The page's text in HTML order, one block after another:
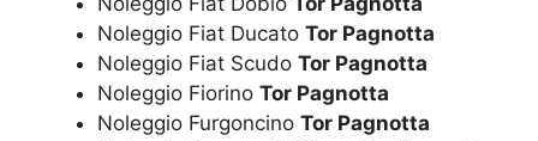
Noleggio Fiat Ducato Tor Pagnotta
Noleggio Fiat Scudo Tor Pagnotta
Noleggio Fiorino Tor Pagnotta
Noleggio Furgoncino Tor Pagnotta